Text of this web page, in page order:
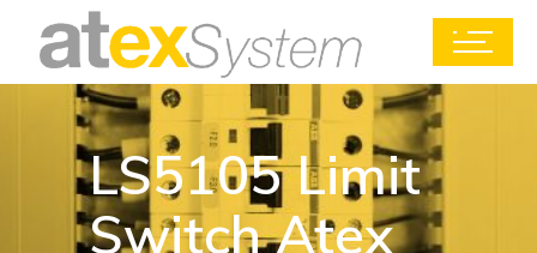
LS5105 Limit
Switch Atex